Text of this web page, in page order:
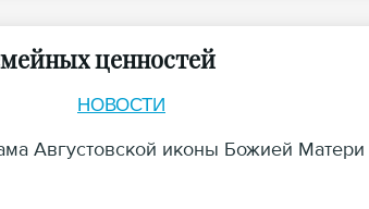
ценностей
НОВОСТИ
Августовской иконы Божией Матери